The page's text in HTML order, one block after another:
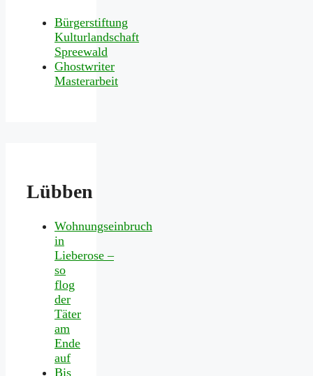
Bürgerstiftung
Kulturlandschaft
Spreewald
Ghostwriter
Masterarbeit
Lübben
Wohnungseinbruch
in
Lieberose –
so
flog
der
Täter
am
Ende
auf
Bis